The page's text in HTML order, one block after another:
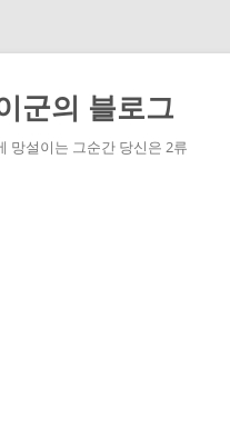
군의 블로그
망설이는 그순간 당신은 2류